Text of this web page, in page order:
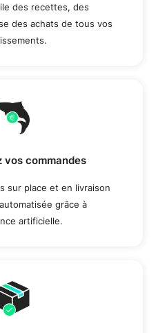
des recettes, des
des achats de tous vos
vos commandes
sur place et en livraison
grâce à
artificielle.